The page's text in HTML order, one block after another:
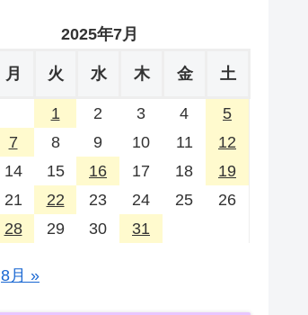
2025年7月
月 火 水 木 金 土
1 2 3 4
5
7 8 9 10 11
12
14 15 16 17 18
19
21 22 23 24 25
26
28 29 30 31
8月 »